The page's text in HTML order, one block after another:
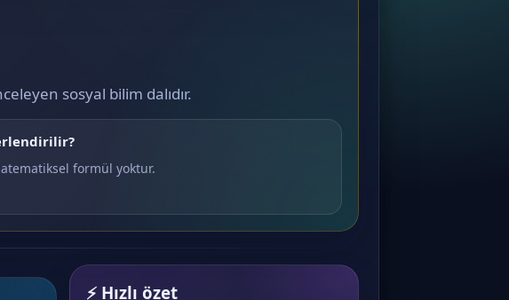
sosyal bilim dalıdır.
formül yoktur.
⚡ Hızlı özet